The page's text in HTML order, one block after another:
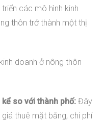
các mô hình kinh
thôn trở thành một thị
doanh ở nông thôn
so với thành phố:Đây
thuê mặt bằng, chi phí